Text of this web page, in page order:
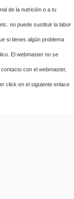
de la nutrición o a tu
no puede sustituir la labor
si tienes algún problema
El webmaster no se
con el webmaster,
click en el siguiente enlace